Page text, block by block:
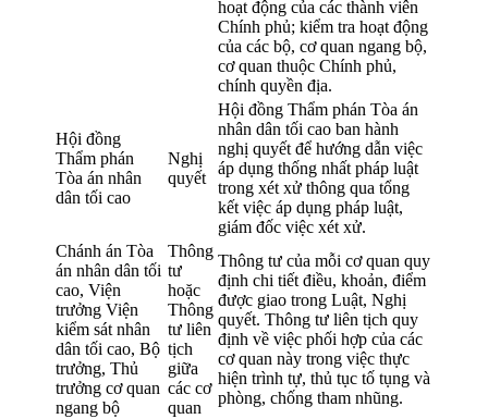
hoạt động của các thành viên
Chính phủ; kiểm tra hoạt động
của các bộ, cơ quan ngang bộ,
cơ quan thuộc Chính phủ,
chính quyền địa.
Hội đồng
Thẩm phán
Tòa án nhân
dân tối cao
Nghị
quyết
Hội đồng Thẩm phán Tòa án
nhân dân tối cao ban hành
nghị quyết để hướng dẫn việc
áp dụng thống nhất pháp luật
trong xét xử thông qua tổng
kết việc áp dụng pháp luật,
giám đốc việc xét xử.
Chánh án Tòa
án nhân dân tối
cao, Viện
trưởng Viện
kiểm sát nhân
dân tối cao, Bộ
trưởng, Thủ
trưởng cơ quan
ngang bộ
Thông
tư
hoặc
Thông
tư liên
tịch
giữa
các cơ
quan
Thông tư của mỗi cơ quan quy
định chi tiết điều, khoản, điểm
được giao trong Luật, Nghị
quyết. Thông tư liên tịch quy
định về việc phối hợp của các
cơ quan này trong việc thực
hiện trình tự, thủ tục tố tụng và
phòng, chống tham nhũng.